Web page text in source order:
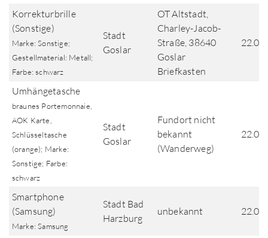
Korrekturbrille
(Sonstige)
Marke: Sonstige;
Gestellmaterial: Metall;
Farbe: schwarz
Stadt
Goslar
OT Altstadt,
Charley-Jacob-
Straße, 38640
Goslar
Briefkasten
Umhängetasche
braunes Portemonnaie,
AOK Karte,
Schlüsseltasche
(orange); Marke:
Sonstige; Farbe:
schwarz
Stadt
Goslar
Fundort nicht
bekannt
(Wanderweg)
Smartphone
(Samsung)
Marke: Samsung
Stadt Bad
Harzburg
unbekannt